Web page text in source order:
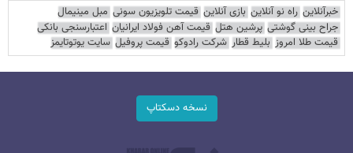
خبرآنلاین راه نو آنلاین بازی آنلاین قیمت تلویزیون سونی مبل مینیمال
جراح بینی گوشتی پرشین هتل قیمت آهن فولاد ایرانیان اعتبارسنجی بانکی
قیمت طلا امروز بلیط قطار شرکت رادوکو قیمت پروفیل سایت یوتوتایمز
نسخه دسکتاپ